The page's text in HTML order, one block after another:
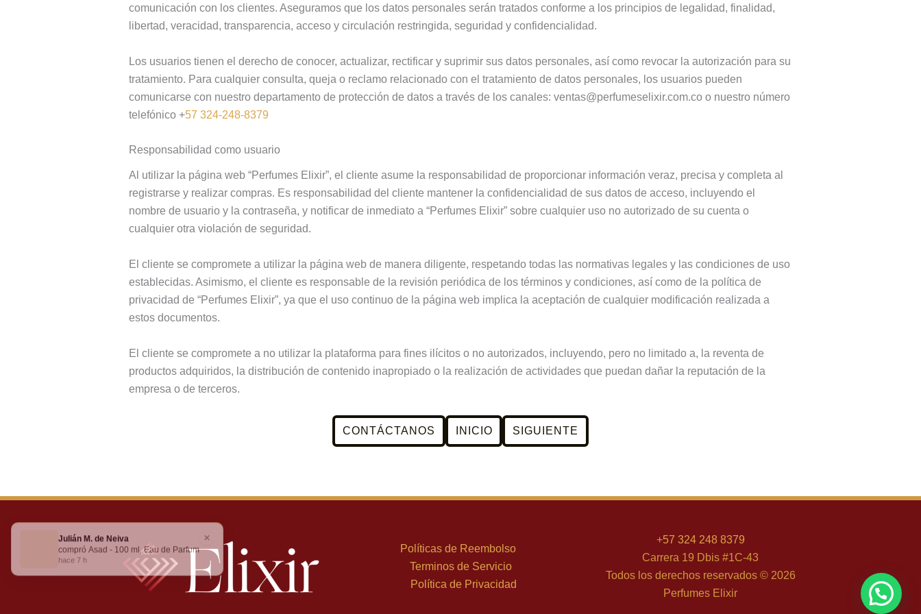
comunicación con los clientes. Aseguramos que los datos personales serán tratados conforme a los principios de legalidad, finalidad,
libertad, veracidad, transparencia, acceso y circulación restringida, seguridad y confidencialidad.
Los usuarios tienen el derecho de conocer, actualizar, rectificar y suprimir sus datos personales, así como revocar la autorización para su
tratamiento. Para cualquier consulta, queja o reclamo relacionado con el tratamiento de datos personales, los usuarios pueden
comunicarse con nuestro departamento de protección de datos a través de los canales: ventas@perfumeselixir.com.co o nuestro número
telefónico +57 324-248-8379
Responsabilidad como usuario
Al utilizar la página web “Perfumes Elixir”, el cliente asume la responsabilidad de proporcionar información veraz, precisa y completa al
registrarse y realizar compras. Es responsabilidad del cliente mantener la confidencialidad de sus datos de acceso, incluyendo el
nombre de usuario y la contraseña, y notificar de inmediato a “Perfumes Elixir” sobre cualquier uso no autorizado de su cuenta o
cualquier otra violación de seguridad.
El cliente se compromete a utilizar la página web de manera diligente, respetando todas las normativas legales y las condiciones de uso
establecidas. Asimismo, el cliente es responsable de la revisión periódica de los términos y condiciones, así como de la política de
privacidad de “Perfumes Elixir”, ya que el uso continuo de la página web implica la aceptación de cualquier modificación realizada a
estos documentos.
El cliente se compromete a no utilizar la plataforma para fines ilícitos o no autorizados, incluyendo, pero no limitado a, la reventa de
productos adquiridos, la distribución de contenido inapropiado o la realización de actividades que puedan dañar la reputación de la
empresa o de terceros.
CONTÁCTANOS INICIO SIGUIENTE
Políticas de Reembolso
Terminos de Servicio
Política de Privacidad
+57 324 248 8379
Carrera 19 Dbis #1C-43
Todos los derechos reservados © 2026
Perfumes Elixir
Julián M. de Neiva
compró Asad - 100 ml, Eau de Parfum
hace 7 h
×